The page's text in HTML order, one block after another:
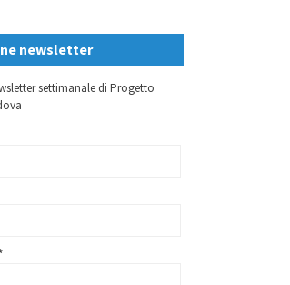
newsletter
settimanale di Progetto